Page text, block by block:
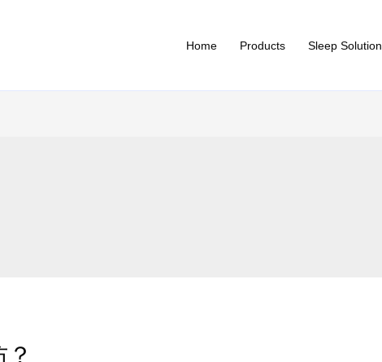
Home Products Sleep